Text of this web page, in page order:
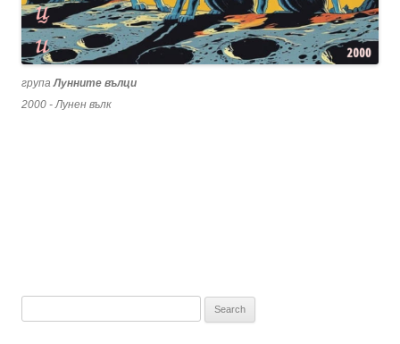
групаЛунните вълци
2000 - Лунен вълк